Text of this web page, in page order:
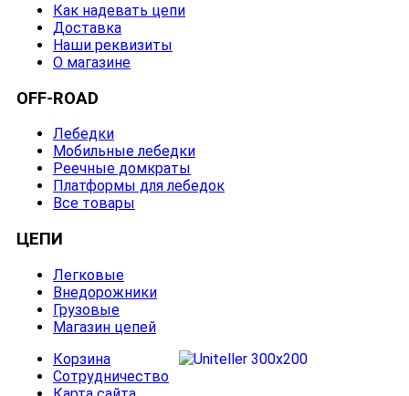
Как надевать цепи
Доставка
Наши реквизиты
О магазине
OFF-ROAD
Лебедки
Мобильные лебедки
Реечные домкраты
Платформы для лебедок
Все товары
ЦЕПИ
Легковые
Внедорожники
Грузовые
Магазин цепей
Корзина
Сотрудничество